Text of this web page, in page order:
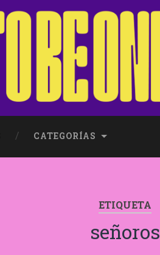
CATEGORÍAS
ETIQUETA
señoros